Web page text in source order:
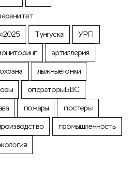
Тунгуска
УРП
артиллерия
лыжныегонки
операторыБВС
пожары
постеры
промышленность